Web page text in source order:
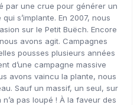
par une crue pour générer un
s’implante. En 2007, nous
sur le Petit Buëch. Encore
avons agit. Campagnes
pousses plusieurs années
d’une campagne massive
avons vaincu la plante, nous
Sauf un massif, un seul, sur
pas loupé ! À la faveur des